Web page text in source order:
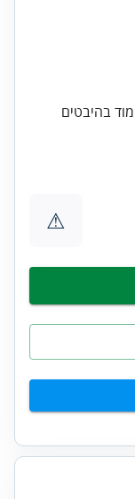
5 יחידות לימוד בהיבטים
⚠